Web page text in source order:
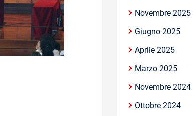
Novembre 2025
Giugno 2025
Aprile 2025
Marzo 2025
Novembre 2024
Ottobre 2024